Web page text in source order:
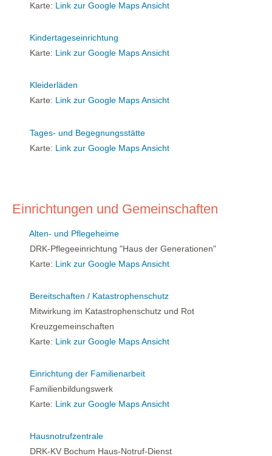
Karte: Link zur Google Maps Ansicht
Kindertageseinrichtung
Karte: Link zur Google Maps Ansicht
Kleiderläden
Karte: Link zur Google Maps Ansicht
Tages- und Begegnungsstätte
Karte: Link zur Google Maps Ansicht
Einrichtungen und Gemeinschaften
Alten- und Pflegeheime
DRK-Pflegeeinrichtung "Haus der Generationen"
Karte: Link zur Google Maps Ansicht
Bereitschaften / Katastrophenschutz
Mitwirkung im Katastrophenschutz und Rot
Kreuzgemeinschaften
Karte: Link zur Google Maps Ansicht
Einrichtung der Familienarbeit
Familienbildungswerk
Karte: Link zur Google Maps Ansicht
Hausnotrufzentrale
DRK-KV Bochum Haus-Notruf-Dienst